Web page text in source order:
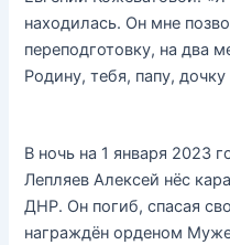
находилась. Он мне
переподготовку, на два
Родину, тебя, папу,
В ночь на 1 января 2023
Лепляев Алексей нёс
ДНР. Он погиб, спасая
награждён орденом